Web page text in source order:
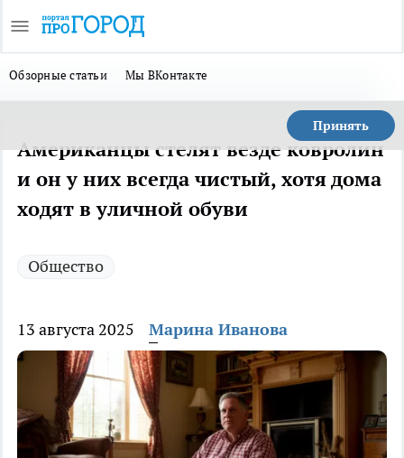
Обзорные статьи Мы ВКонтакте
Принять
Американцы стелят везде ковролин
и он у них всегда чистый, хотя дома
ходят в уличной обуви
Общество
13 августа 2025 Марина Иванова